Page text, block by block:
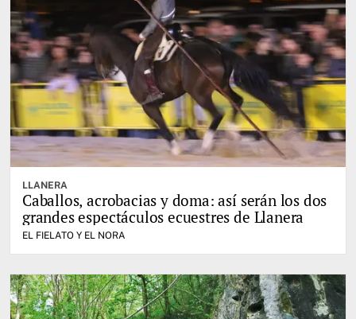
LLANERA
Caballos, acrobacias y doma: así serán los dos
grandes espectáculos ecuestres de Llanera
EL FIELATO Y EL NORA